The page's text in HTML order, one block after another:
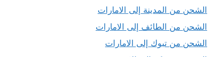
الشحن من المدينة إلى الامارات
الشحن من الطائف إلى الامارات
الشحن من تبوك إلى الامارات